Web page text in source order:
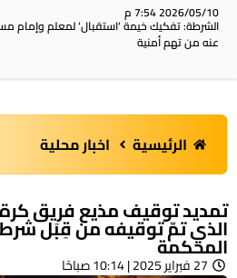
2026/05/10 7:54 م
الشرطة: تفكيك خيمة ‘استقبال‘ لمعلم وإمام
عنه من تهم أمنية
الرئيسية اخبار محلية
تمديد توقيف مذيع فريق
الذي تمّ توقيفه من قِبَل
المحكمة
27 فبراير 2025 | 10:14 صباحًا